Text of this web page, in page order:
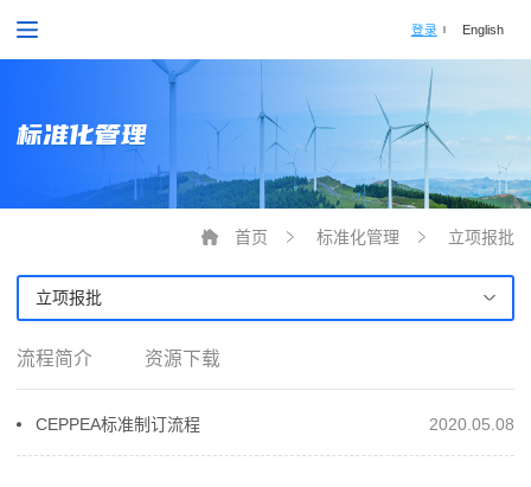
登录 English
标准化管理
首页 标准化管理 立项报批
立项报批
流程简介 资源下载
CEPPEA标准制订流程 2020.05.08